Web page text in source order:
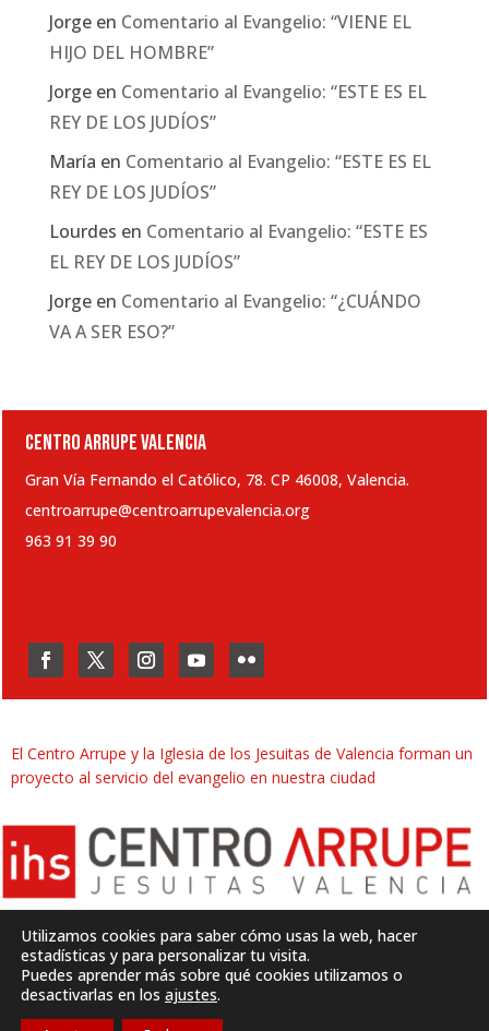
Jorgeen Comentario al Evangelio: “VIENE EL
HIJO DEL HOMBRE”
Jorgeen Comentario al Evangelio: “ESTE ES EL
REY DE LOS JUDÍOS”
María en Comentario al Evangelio: “ESTE ES EL
REY DE LOS JUDÍOS”
Lourdes en Comentario al Evangelio: “ESTE ES
EL REY DE LOS JUDÍOS”
Jorgeen Comentario al Evangelio: “¿CUÁNDO
VA A SER ESO?”
CENTRO ARRUPE VALENCIA
Gran Vía Fernando el Católico, 78. CP 46008, Valencia.
centroarrupe@centroarrupevalencia.org
963 91 39 90
El Centro Arrupe y la Iglesia de los Jesuitas de Valencia forman un
proyecto al servicio del evangelio en nuestra ciudad
Desarrollado porSJDigital
Utilizamos cookies para saber cómo usas la web, hacer
estadísticas y para personalizar tu visita.
Puedes aprender más sobre qué cookies utilizamos o
desactivarlas en los ajustes.